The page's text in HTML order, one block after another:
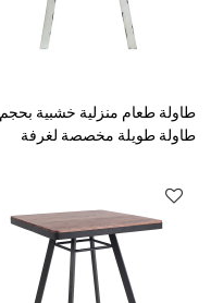
طاولة طعام منزلية خشبية بحجم
طاولة طويلة مخصصة لغرفة